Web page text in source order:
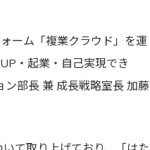
ーム「複業クラウド」を運
・起業・自己実現でき
ン部長 兼 成長戦略室長 加藤